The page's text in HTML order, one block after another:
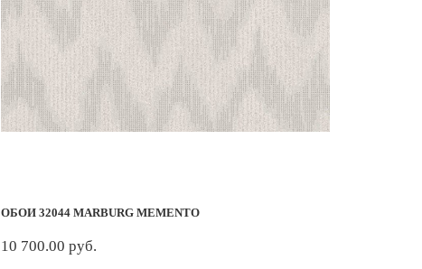
ОБОИ 32044 MARBURG MEMENTO
10 700.00 руб.